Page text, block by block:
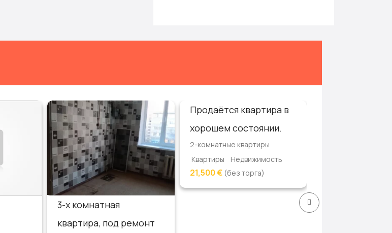
3-х комнатная
квартира, под ремонт
Продаётся квартира в
хорошем состоянии.
2-комнатные квартиры
Квартиры
Недвижимость
21,500 €(без торга)